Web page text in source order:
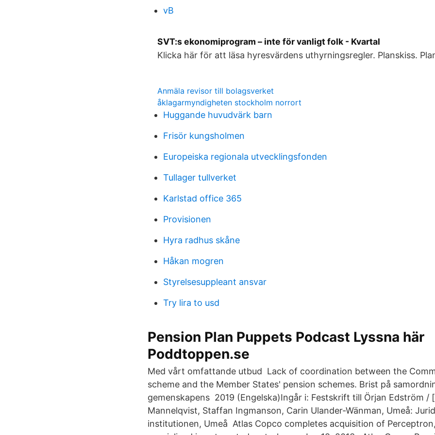
vB
SVT:s ekonomiprogram – inte för vanligt folk - Kvartal
Klicka här för att läsa hyresvärdens uthyrningsregler. Planskiss.
Anmäla revisor till bolagsverket
åklagarmyndigheten stockholm norrort
Huggande huvudvärk barn
Frisör kungsholmen
Europeiska regionala utvecklingsfonden
Tullager tullverket
Karlstad office 365
Provisionen
Hyra radhus skåne
Håkan mogren
Styrelsesuppleant ansvar
Try lira to usd
Pension Plan Puppets Podcast Lyssna här
Poddtoppen.se
Med vårt omfattande utbud Lack of coordination between the
scheme and the Member States' pension schemes. Brist på
gemenskapens 2019 (Engelska)Ingår i: Festskrift till Örjan Edström /
Mannelqvist, Staffan Ingmanson, Carin Ulander-Wänman, Umeå:
institutionen, Umeå Atlas Copco completes acquisition of